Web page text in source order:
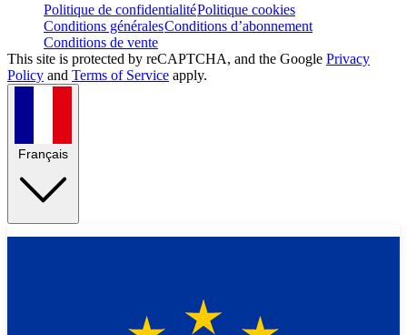
Politique de confidentialitéPolitique cookies
Conditions généralesConditions d’abonnement
Conditions de vente
This site is protected by reCAPTCHA, and the Google Privacy
Policy and Terms of Service apply.
Français